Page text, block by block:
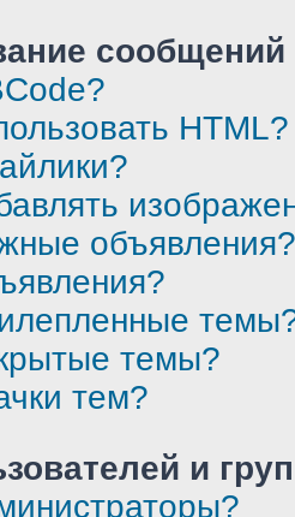
HTML?
объявления?
темы?
тем?
и